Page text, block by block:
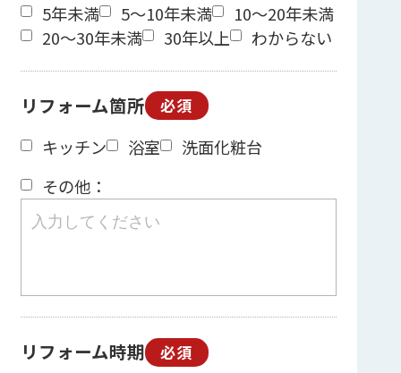
5年未満 5～10年未満
10～20年未満
20～30年未満
30年以上 わからない
リフォーム箇所 必須
キッチン 浴室
洗面化粧台
その他：
リフォーム時期 必須